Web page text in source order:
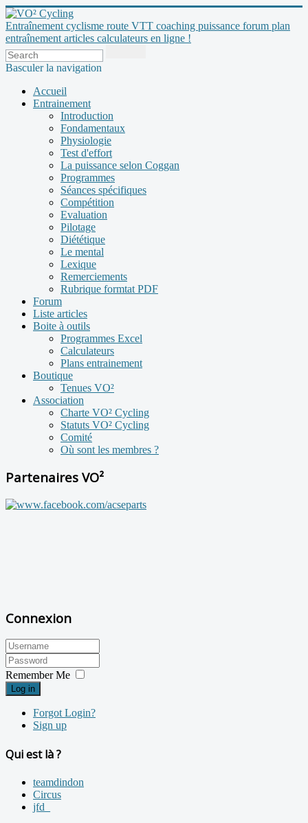
Entraînement cyclisme route VTT coaching puissance forum plan
entraînement articles calculateurs en ligne !
Basculer la navigation
Accueil
Entrainement
Introduction
Fondamentaux
Physiologie
Test d'effort
La puissance selon Coggan
Programmes
Séances spécifiques
Compétition
Evaluation
Pilotage
Diététique
Le mental
Lexique
Remerciements
Rubrique formtat PDF
Forum
Liste articles
Boite à outils
Programmes Excel
Calculateurs
Plans entrainement
Boutique
Tenues VO²
Association
Charte VO² Cycling
Statuts VO² Cycling
Comité
Où sont les membres ?
Partenaires VO²
Connexion
Remember Me
Log in
Forgot Login?
Sign up
Qui est là ?
teamdindon
Circus
jfd_